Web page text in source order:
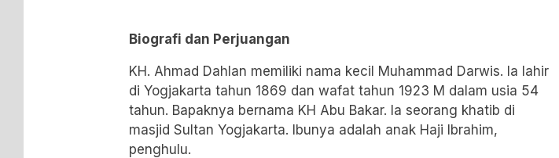
Biografi dan Perjuangan
KH. Ahmad Dahlan memiliki nama kecil Muhammad Darwis. Ia lahir
di Yogjakarta tahun 1869 dan wafat tahun 1923 M dalam usia 54
tahun. Bapaknya bernama KH Abu Bakar. Ia seorang khatib di
masjid Sultan Yogjakarta. Ibunya adalah anak Haji Ibrahim,
penghulu.